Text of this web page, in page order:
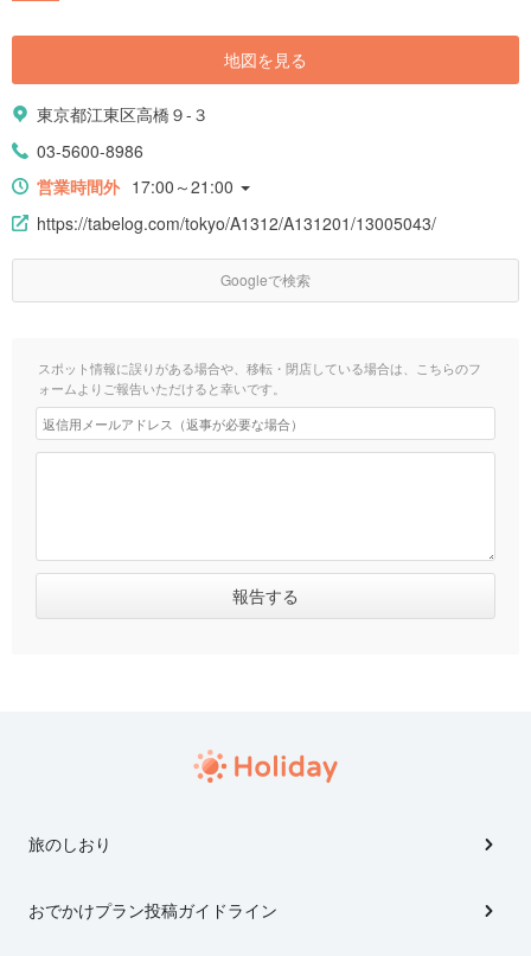
地図を見る
東京都江東区高橋９-３
03-5600-8986
営業時間外 17:00～21:00
https://tabelog.com/tokyo/A1312/A131201/13005043/
Googleで検索
スポット情報に誤りがある場合や、移転・閉店している場合は、こちらのフ
ォームよりご報告いただけると幸いです。
旅のしおり
おでかけプラン投稿ガイドライン